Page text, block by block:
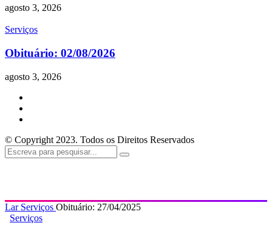
agosto 3, 2026
Serviços
Obituário: 02/08/2026
agosto 3, 2026
© Copyright 2023. Todos os Direitos Reservados
Lar Serviços Obituário: 27/04/2025
Serviços